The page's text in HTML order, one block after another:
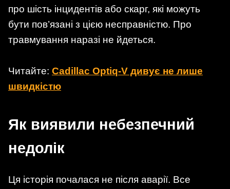
про шість інцидентів або скарг, які можуть
бути пов’язані з цією несправністю. Про
травмування наразі не йдеться.
Читайте: Cadillac Optiq-V дивує не лише
швидкістю
Як виявили небезпечний
недолік
Ця історія почалася не після аварії. Все